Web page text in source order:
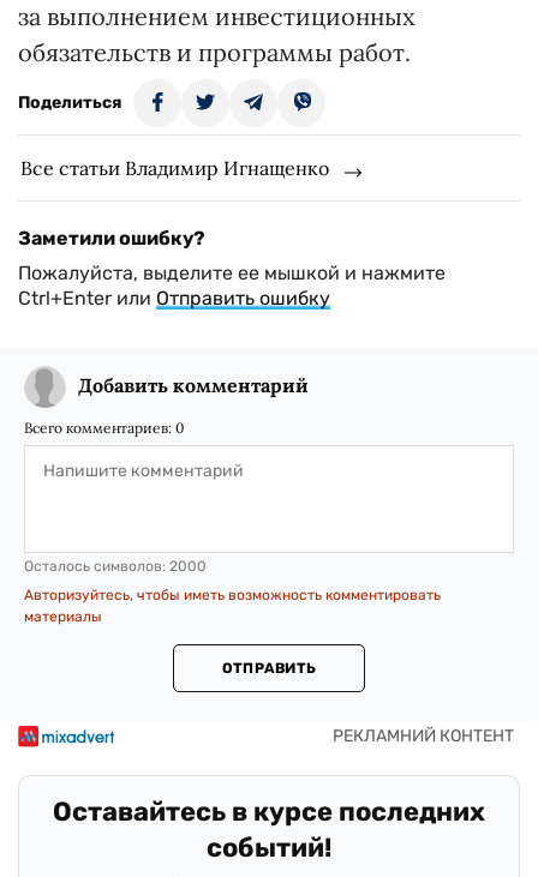
за выполнением инвестиционных
обязательств и программы работ.
Поделиться
Все статьи Владимир Игнащенко
Заметили ошибку?
Пожалуйста, выделите ее мышкой и нажмите
Ctrl+Enter или Отправить ошибку
Добавить комментарий
Всего комментариев: 0
Осталось символов: 2000
Авторизуйтесь, чтобы иметь возможность комментировать
материалы
ОТПРАВИТЬ
Оставайтесь в курсе последних
событий!